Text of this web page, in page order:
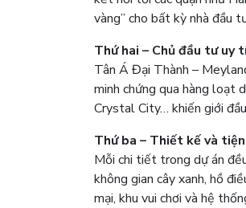
vàng” cho bất kỳ nhà đầu
Thứ hai – Chủ đầu tư uy
Tân Á Đại Thành –
minh chứng qua hàng loạt
Crystal City… khiến giới
Thứ ba – Thiết kế và
Mỗi chi tiết trong dự án
không gian cây xanh, hồ
mại, khu vui chơi và hệ